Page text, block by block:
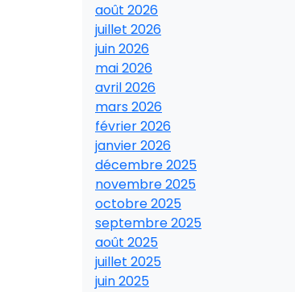
août 2026
juillet 2026
juin 2026
mai 2026
avril 2026
mars 2026
février 2026
janvier 2026
décembre 2025
novembre 2025
octobre 2025
septembre 2025
août 2025
juillet 2025
juin 2025